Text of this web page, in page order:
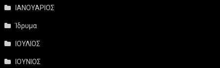
ΙΑΝΟΥΑΡΙΟΣ
Ίδρυμα
ΙΟΥΛΙΟΣ
ΙΟΥΝΙΟΣ